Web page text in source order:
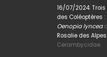
16/07/2024.
des Coléoptères :
Oenopia lyncea
Rosalie des Alpes
Cerambycidae.